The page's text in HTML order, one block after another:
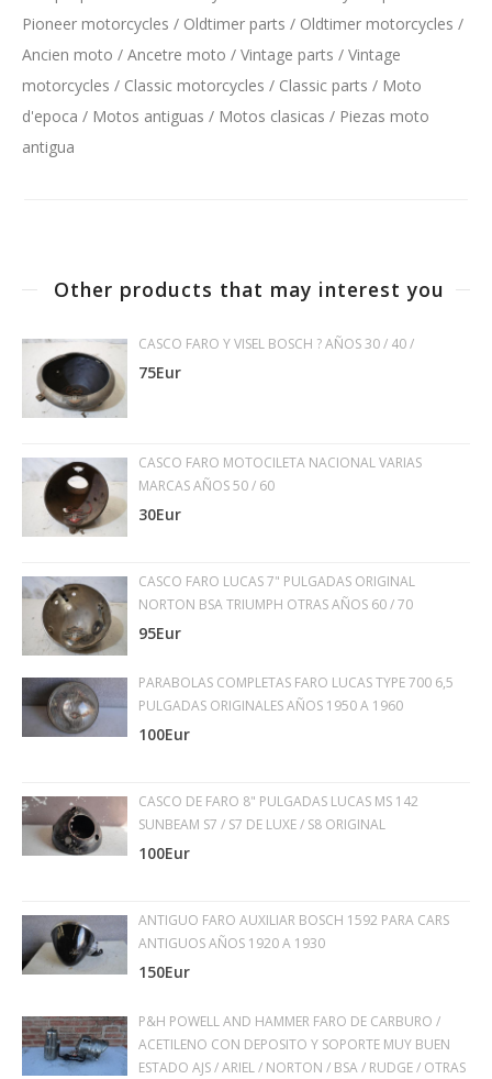
Pioneer motorcycles / Oldtimer parts / Oldtimer motorcycles /
Ancien moto / Ancetre moto / Vintage parts / Vintage
motorcycles / Classic motorcycles / Classic parts / Moto
d'epoca / Motos antiguas / Motos clasicas / Piezas moto
antigua
Other products that may interest you
CASCO FARO Y VISEL BOSCH ? AÑOS 30 / 40 /
75Eur
CASCO FARO MOTOCILETA NACIONAL VARIAS
MARCAS AÑOS 50 / 60
30Eur
CASCO FARO LUCAS 7" PULGADAS ORIGINAL
NORTON BSA TRIUMPH OTRAS AÑOS 60 / 70
95Eur
PARABOLAS COMPLETAS FARO LUCAS TYPE 700 6,5
PULGADAS ORIGINALES AÑOS 1950 A 1960
100Eur
CASCO DE FARO 8" PULGADAS LUCAS MS 142
SUNBEAM S7 / S7 DE LUXE / S8 ORIGINAL
100Eur
ANTIGUO FARO AUXILIAR BOSCH 1592 PARA CARS
ANTIGUOS AÑOS 1920 A 1930
150Eur
P&H POWELL AND HAMMER FARO DE CARBURO /
ACETILENO CON DEPOSITO Y SOPORTE MUY BUEN
ESTADO AJS / ARIEL / NORTON / BSA / RUDGE / OTRAS